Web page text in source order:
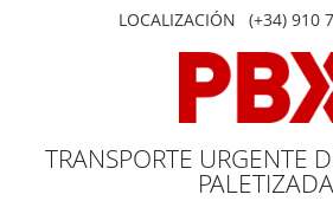
LOCALIZACIÓN (+34) 910
TRANSPORTE URGENTE
PALETIZADA